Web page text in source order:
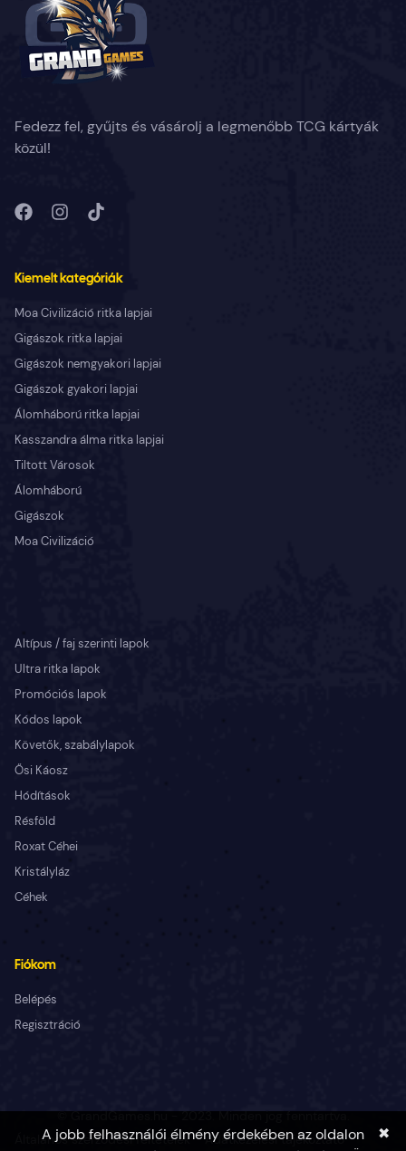
Fedezz fel, gyűjts és vásárolj a legmenőbb TCG kártyák
közül!
Kiemelt kategóriák
Moa Civilizáció ritka lapjai
Gigászok ritka lapjai
Gigászok nemgyakori lapjai
Gigászok gyakori lapjai
Álomháború ritka lapjai
Kasszandra álma ritka lapjai
Tiltott Városok
Álomháború
Gigászok
Moa Civilizáció
Altípus / faj szerinti lapok
Ultra ritka lapok
Promóciós lapok
Kódos lapok
Követők, szabálylapok
Ősi Káosz
Hódítások
Résföld
Roxat Céhei
Kristályláz
Céhek
Fiókom
Belépés
Regisztráció
© GrandGames.hu - 2023. Minden jog fenntartva.
Általános szerződési feltételek
Adatkezelési tájékoztató
A jobb felhasználói élmény érdekében az oldalon
✖